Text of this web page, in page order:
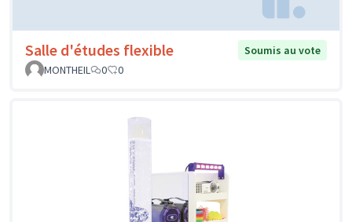
Salle d'études flexible
Soumis au vote
MONTHEIL
0 0